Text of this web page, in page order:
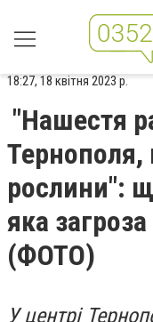
18:27, 18 квітня 2023 р.
"Нашестя
Тернополя,
рослини":
яка
(ФОТО)
У центрі